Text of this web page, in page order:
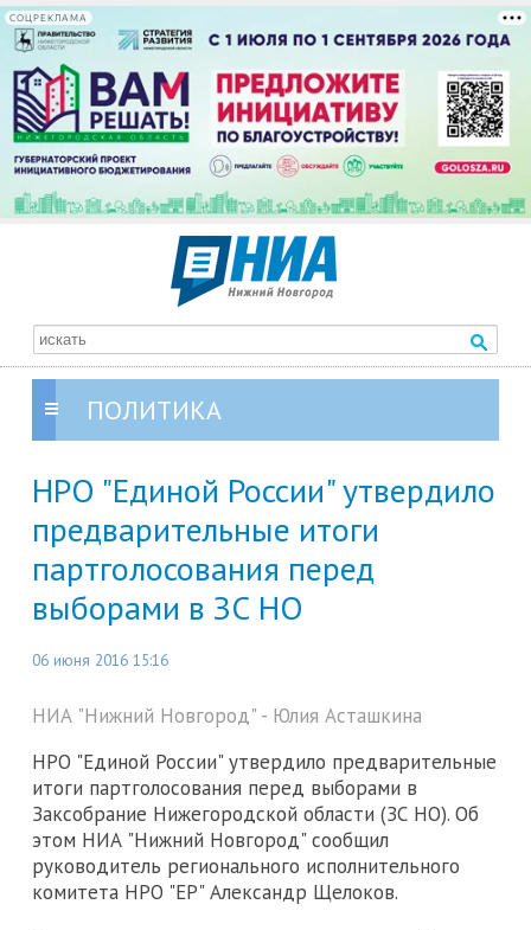
СОЦРЕКЛАМА
ПОЛИТИКА
НРО "Единой России" утвердило
предварительные итоги
партголосования перед
выборами в ЗС НО
06 июня 2016 15:16
НИА "Нижний Новгород" - Юлия Асташкина
НРО "Единой России" утвердило предварительные
итоги партголосования перед выборами в
Заксобрание Нижегородской области (ЗС НО). Об
этом НИА "Нижний Новгород" сообщил
руководитель регионального исполнительного
комитета НРО "ЕР" Александр Щелоков.